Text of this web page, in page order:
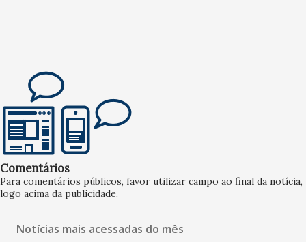
Comentários
Para comentários públicos, favor utilizar campo ao final da notícia,
logo acima da publicidade.
Notícias mais acessadas do mês